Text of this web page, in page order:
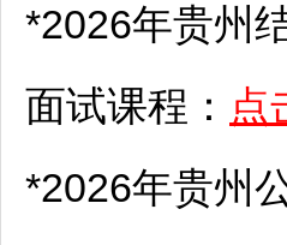
*2026年贵州
面试课程： 点
*2026年贵州